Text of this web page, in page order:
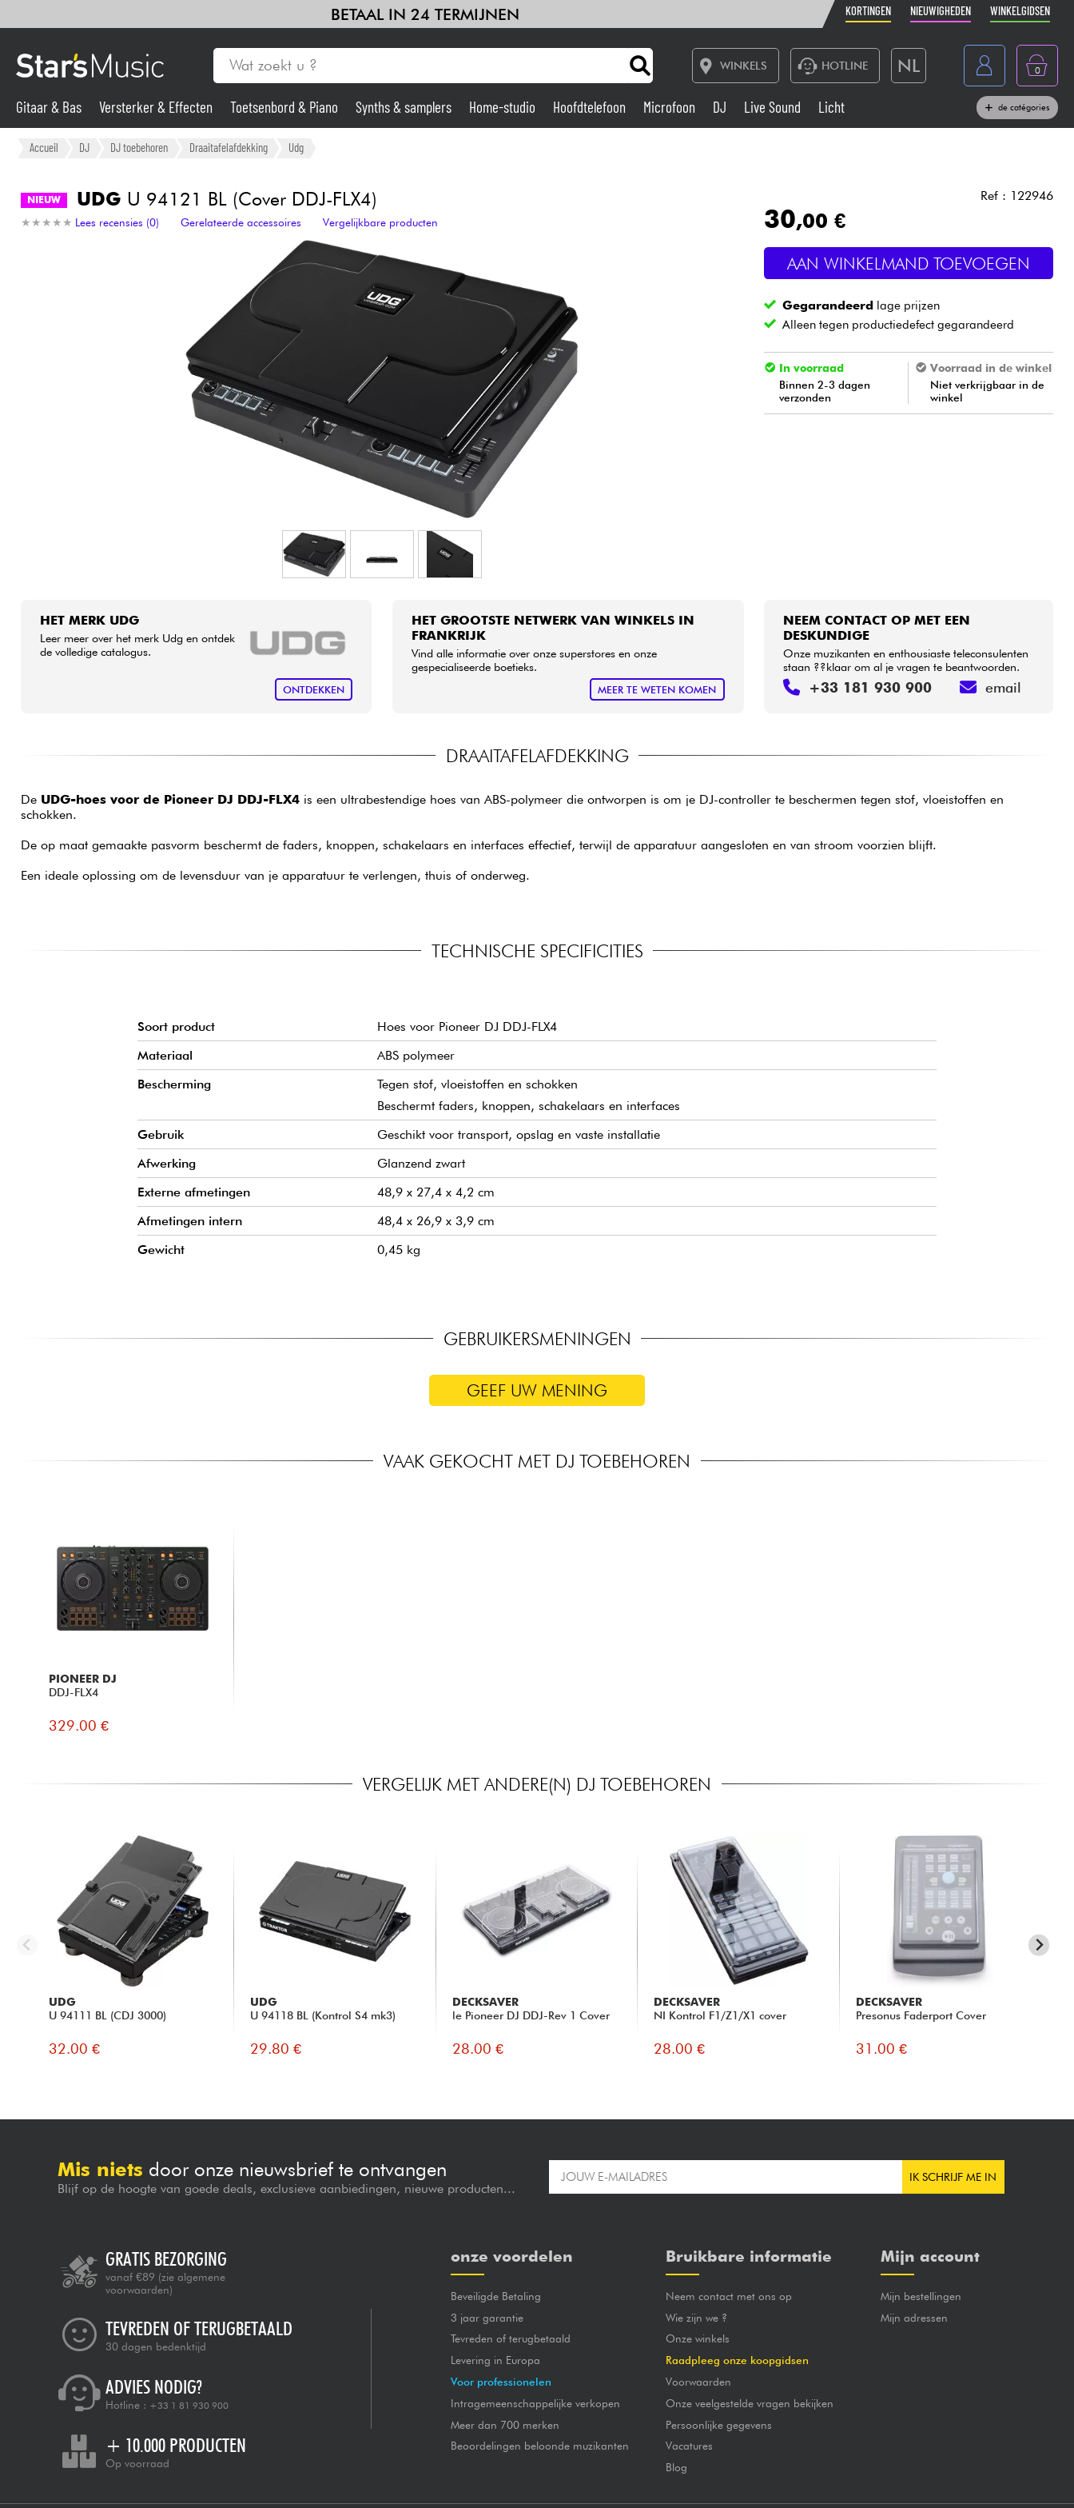
BETAAL IN 24 TERMIJNEN KORTINGEN NIEUWIGHEDEN WINKELGIDSEN
WINKELS HOTLINE NL
France
Belgique
Deutschland
0
Gitaar & Bas
Synths & samplers
Live Sound
Drums & percussie Blaasinstrument
Kabels & toebehoren
Bekijk onze merken
Gitaar & Bas Versterker & Effecten Toetsenbord & Piano Synths & samplers Home-studio Hoofdtelefoon Microfoon DJ Live Sound Licht de catégories
Accueil DJ DJ toebehoren Draaitafelafdekking Udg
NIEUW UDG U 94121 BL (Cover DDJ-FLX4)
★ ★ ★ ★ ★
★ ★ ★ ★ ★ Lees recensies (0) Gerelateerde accessoires Vergelijkbare producten
Ref : 122946
30,00 €
AAN WINKELMAND TOEVOEGEN
Gegarandeerd lage prijzen
Alleen tegen productiedefect gegarandeerd
In voorraad
Binnen 2-3 dagen
verzonden
Voorraad in de winkel
Niet verkrijgbaar in de
winkel
HET MERK UDG
Leer meer over het merk Udg en ontdek
de volledige catalogus.
ONTDEKKEN
HET GROOTSTE NETWERK VAN WINKELS IN
FRANKRIJK
Vind alle informatie over onze superstores en onze
gespecialiseerde boetieks.
MEER TE WETEN KOMEN
NEEM CONTACT OP MET EEN
DESKUNDIGE
Onze muzikanten en enthousiaste teleconsulenten
staan ??klaar om al je vragen te beantwoorden.
+33 181 930 900 email
DRAAITAFELAFDEKKING
De UDG-hoes voor de Pioneer DJ DDJ-FLX4is een ultrabestendige hoes van ABS-polymeer die ontworpen is om je DJ-controller te beschermen tegen stof, vloeistoffen en
schokken.
De op maat gemaakte pasvorm beschermt de faders, knoppen, schakelaars en interfaces effectief, terwijl de apparatuur aangesloten en van stroom voorzien blijft.
Een ideale oplossing om de levensduur van je apparatuur te verlengen, thuis of onderweg.
TECHNISCHE SPECIFICITIES
Soort product
Hoes voor Pioneer DJ DDJ-FLX4
Materiaal
ABS polymeer
Bescherming
Tegen stof, vloeistoffen en schokken
Beschermt faders, knoppen, schakelaars en interfaces
Gebruik
Geschikt voor transport, opslag en vaste installatie
Afwerking
Glanzend zwart
Externe afmetingen
48,9 x 27,4 x 4,2 cm
Afmetingen intern
48,4 x 26,9 x 3,9 cm
Gewicht
0,45 kg
GEBRUIKERSMENINGEN
GEEF UW MENING
VAAK GEKOCHT MET DJ TOEBEHOREN
PIONEER DJ
DDJ-FLX4
329.00 €
VERGELIJK MET ANDERE(N) DJ TOEBEHOREN
UDG
U 94111 BL (CDJ 3000)
32.00 €
UDG
U 94118 BL (Kontrol S4 mk3)
29.80 €
DECKSAVER
le Pioneer DJ DDJ-Rev 1 Cover
28.00 €
DECKSAVER
NI Kontrol F1/Z1/X1 cover
28.00 €
DECKSAVER
Presonus Faderport Cover
31.00 €
Mis niets door onze nieuwsbrief te ontvangen
Blijf op de hoogte van goede deals, exclusieve aanbiedingen, nieuwe producten...
IK SCHRIJF ME IN
GRATIS BEZORGING
vanaf €89 (zie algemene
voorwaarden)
TEVREDEN OF TERUGBETAALD
30 dagen bedenktijd
ADVIES NODIG?
Hotline : +33 1 81 930 900
+ 10.000 PRODUCTEN
Op voorraad
onze voordelen
Beveiligde Betaling
3 jaar garantie
Tevreden of terugbetaald
Levering in Europa
Voor professionelen
Intragemeenschappelijke verkopen
Meer dan 700 merken
Beoordelingen beloonde muzikanten
Bruikbare informatie
Neem contact met ons op
Wie zijn we ?
Onze winkels
Raadpleeg onze koopgidsen
Voorwaarden
Onze veelgestelde vragen bekijken
Persoonlijke gegevens
Vacatures
Blog
Mijn account
Mijn bestellingen
Mijn adressen